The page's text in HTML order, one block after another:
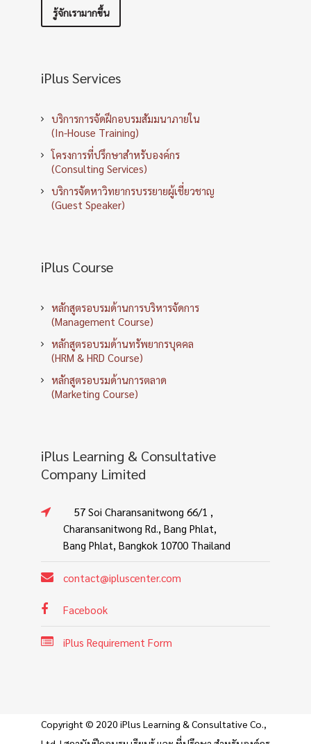
รู้จักเรามากขึ้น
iPlus Services
บริการการจัดฝึกอบรมสัมมนาภายใน
(In-House Training)
โครงการที่ปรึกษาสำหรับองค์กร
(Consulting Services)
บริการจัดหาวิทยากรบรรยายผู้เชี่ยวชาญ
(Guest Speaker)
iPlus Course
หลักสูตรอบรมด้านการบริหารจัดการ
(Management Course)
หลักสูตรอบรมด้านทรัพยากรบุคคล
(HRM & HRD Course)
หลักสูตรอบรมด้านการตลาด
(Marketing Course)
iPlus Learning & Consultative
Company Limited
57 Soi Charansanitwong 66/1 ,
Charansanitwong Rd., Bang Phlat,
Bang Phlat, Bangkok 10700 Thailand
contact@ipluscenter.com
Facebook
iPlus Requirement Form
Copyright © 2020 iPlus Learning & Consultative Co.,